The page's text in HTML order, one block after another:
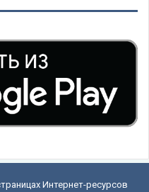
Интернет-ресурсов